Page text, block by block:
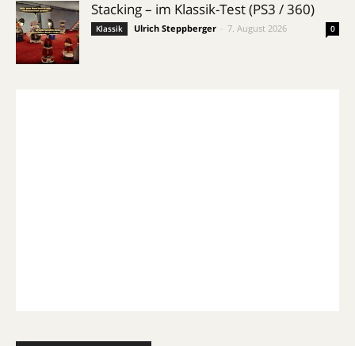
Stacking – im Klassik-Test (PS3 / 360)
Klassik Ulrich Steppberger 7. August 2026 0